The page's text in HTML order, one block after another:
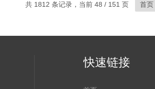
共 1812 条记录，当前 48 / 151 页 首页
快速链接